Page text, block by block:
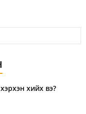
хийх вэ?